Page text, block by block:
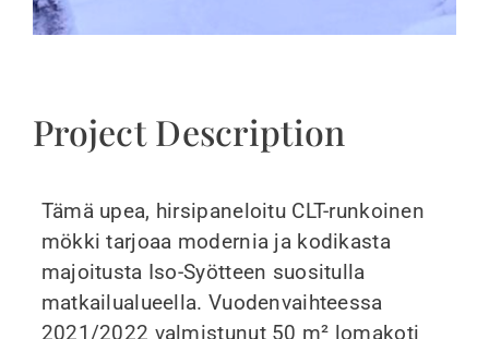
Project Description
Tämä upea, hirsipaneloitu CLT-runkoinen
mökki tarjoaa modernia ja kodikasta
majoitusta Iso-Syötteen suositulla
matkailualueella. Vuodenvaihteessa
2021/2022 valmistunut 50 m² lomakoti